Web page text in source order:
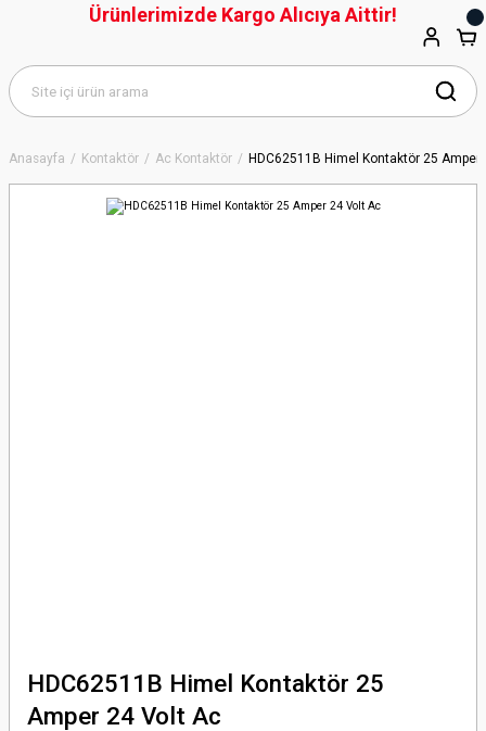
Anasayfa Kontaktör Ac Kontaktör HDC62511B Himel Kontaktör 25 Amper
HDC62511B Himel Kontaktör 25
Amper 24 Volt Ac
Ürünlerimizde Kargo Alıcıya Aittir!